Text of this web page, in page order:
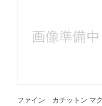
ファイン カチットン マ